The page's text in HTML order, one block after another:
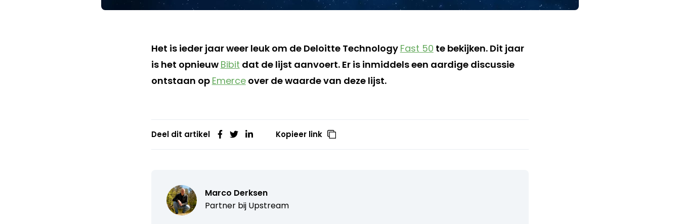
Het is ieder jaar weer leuk om de Deloitte Technology Fast 50 te bekijken. Dit jaar
is het opnieuw Bibit dat de lijst aanvoert. Er is inmiddels een aardige discussie
ontstaan op Emerceover de waarde van deze lijst.
Deel dit artikel Kopieer link
Marco Derksen
Partner bij Upstream